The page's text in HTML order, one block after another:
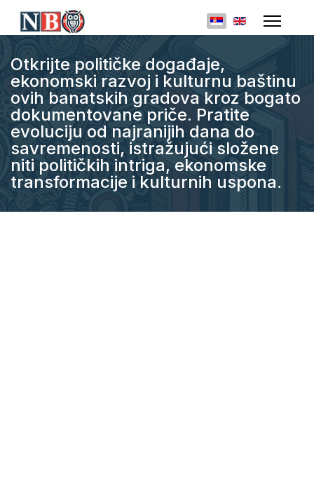
Izaberite vaš jezik
Otkrijte političke događaje,
ekonomski razvoj i kulturnu baštinu
ovih banatskih gradova kroz bogato
dokumentovane priče. Pratite
evoluciju od najranijih dana do
savremenosti, istražujući složene
niti političkih intriga, ekonomske
transformacije i kulturnih uspona.